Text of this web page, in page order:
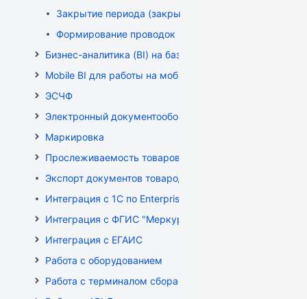
Закрытие периода (закрытие документов)
Формирование проводок
Бизнес-аналитика (BI) на базе OLAP DRUID
Mobile BI для работы на мобильных устройствах
ЭСЧФ
Электронный документооборот (РБ)
Маркировка
Прослеживаемость товаров
Экспорт документов товародвижения
Интеграция с 1С по EnterpriseData
Интеграция с ФГИС "Меркурий"
Интеграция с ЕГАИС
Работа с оборудованием
Работа с терминалом сбора данных (ТСД)